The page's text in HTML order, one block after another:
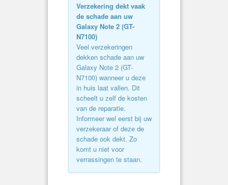
Verzekering dekt vaak
de schade aan uw
Galaxy Note 2 (GT-
N7100)
Veel verzekeringen
dekken schade aan uw
Galaxy Note 2 (GT-
N7100) wanneer u deze
in huis laat vallen. Dit
scheelt u zelf de kosten
van de reparatie.
Informeer wel eerst bij uw
verzekeraar of deze de
schade ook dekt. Zo
komt u niet voor
verrassingen te staan.